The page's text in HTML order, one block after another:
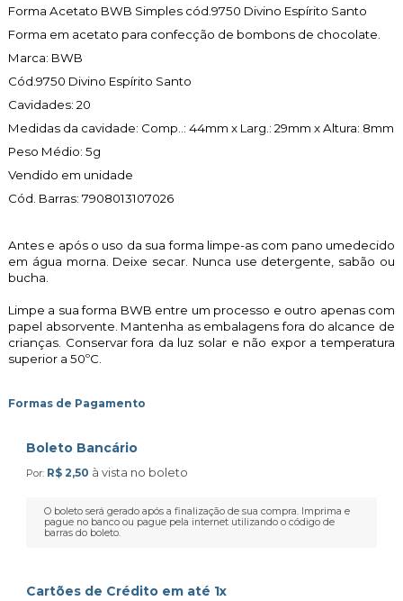
Forma Acetato BWB Simples cód.9750 Divino Espírito Santo
Forma em acetato para confecção de bombons de chocolate.
Marca: BWB
Cód.9750 Divino Espírito Santo
Cavidades: 20
Medidas da cavidade: Comp..: 44mm x Larg.: 29mm x Altura: 8mm
Peso Médio: 5g
Vendido em unidade
Cód. Barras: 7908013107026
Antes e após o uso da sua forma limpe-as com pano umedecido
em água morna. Deixe secar. Nunca use detergente, sabão ou
bucha.
Limpe a sua forma BWB entre um processo e outro apenas com
papel absorvente. Mantenha as embalagens fora do alcance de
crianças. Conservar fora da luz solar e não expor a temperatura
superior a 50ºC.
Formas de Pagamento
Boleto Bancário
Por: R$ 2,50 à vista no boleto
O boleto será gerado após a finalização de sua compra. Imprima e
pague no banco ou pague pela internet utilizando o código de
barras do boleto.
Cartões de Crédito em até 1x